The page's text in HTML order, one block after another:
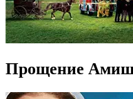
Прощение